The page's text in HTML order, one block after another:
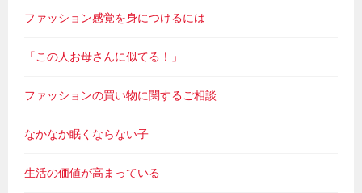
ファッション感覚を身につけるには
「この人お母さんに似てる！」
ファッションの買い物に関するご相談
なかなか眠くならない子
生活の価値が高まっている